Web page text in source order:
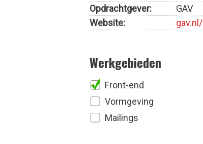
Opdrachtgever:
GAV
Website:
gav.nl/
Werkgebieden
Front-end
Vormgeving
Mailings